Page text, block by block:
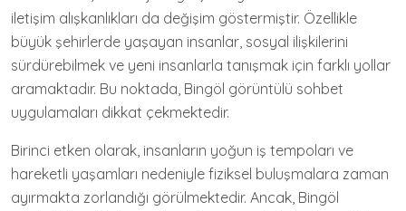
iletişim alışkanlıkları da değişim göstermiştir. Özellikle
büyük şehirlerde yaşayan insanlar, sosyal ilişkilerini
sürdürebilmek ve yeni insanlarla tanışmak için farklı yollar
aramaktadır. Bu noktada, Bingöl görüntülü sohbet
uygulamaları dikkat çekmektedir.
Birinci etken olarak, insanların yoğun iş tempoları ve
hareketli yaşamları nedeniyle fiziksel buluşmalara zaman
ayırmakta zorlandığı görülmektedir. Ancak, Bingöl